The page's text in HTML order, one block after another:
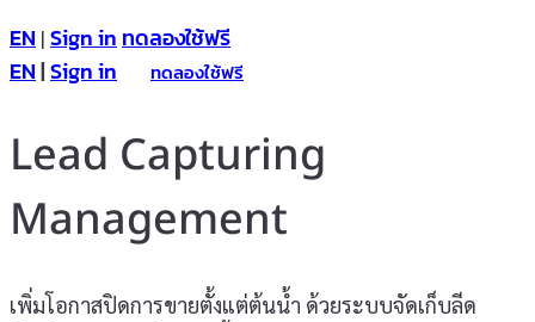
EN | Sign in ทดลองใช้ฟรี
EN|Sign in ทดลองใช้ฟรี
Lead Capturing
Management
เพิ่มโอกาสปิดการขายตั้งแต่ต้นน้ำ ด้วยระบบจัดเก็บลีด